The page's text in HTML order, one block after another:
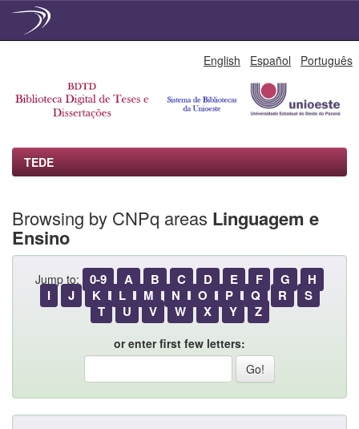
English Español Português
TEDE
Browsing by CNPq areas Linguagem e
Ensino
Jump to: 0-9 A B C D E F G
H
I
J K L M N O P Q R
S
T
U V W X Y Z
or enter first few letters: